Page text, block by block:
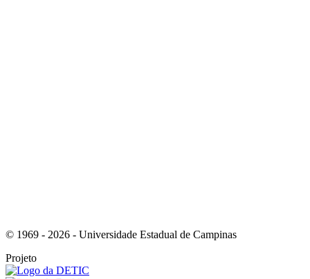
© 1969 - 2026 - Universidade Estadual de Campinas
Projeto